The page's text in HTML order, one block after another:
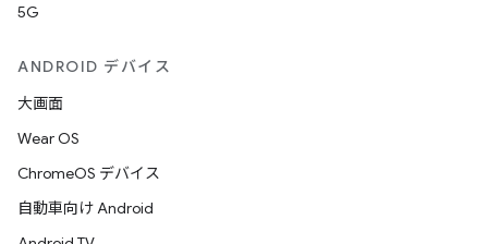
5G
ANDROID デバイス
大画面
Wear OS
ChromeOS デバイス
自動車向け Android